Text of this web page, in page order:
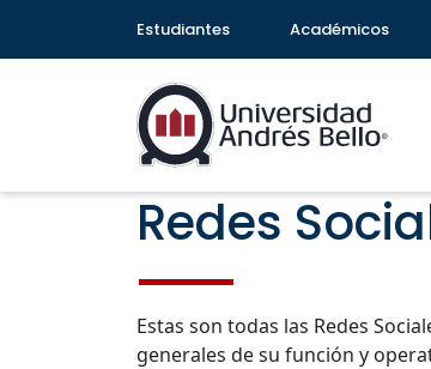
Estudiantes Académicos
Redes
Estas son todas las Redes
generales de su función y